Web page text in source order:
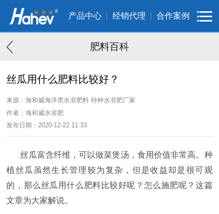
产品中心 经销代理 合作案例
肥料百科
丝瓜用什么肥料比较好？
来源：海和威海洋类水溶肥料 特种水溶肥厂家
作者：海和威水溶肥
发布日期：2020-12-22 11:33
丝瓜富含纤维，可以做菜煲汤，食用价值非常高。种
植丝瓜虽然生长管理较为复杂，但是收益却是很可观
的，那么丝瓜用什么肥料比较好呢？怎么施肥呢？这篇
文章为大家解说。